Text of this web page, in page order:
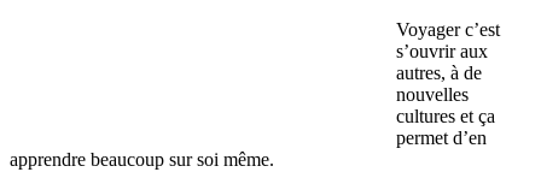
Voyager c’est
s’ouvrir aux
autres, à de
nouvelles
cultures et ça
permet d’en
apprendre beaucoup sur soi même.